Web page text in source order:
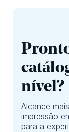
nível?
Alcance
impressão
para a